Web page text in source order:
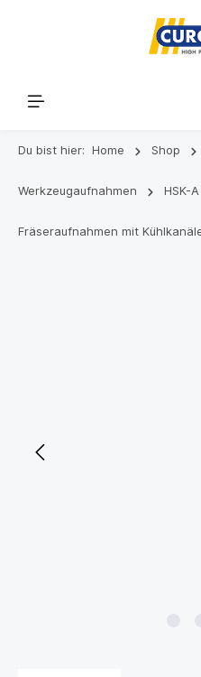
Du bist hier: Home Shop
Werkzeugaufnahmen HSK-A
Fräseraufnahmen mit